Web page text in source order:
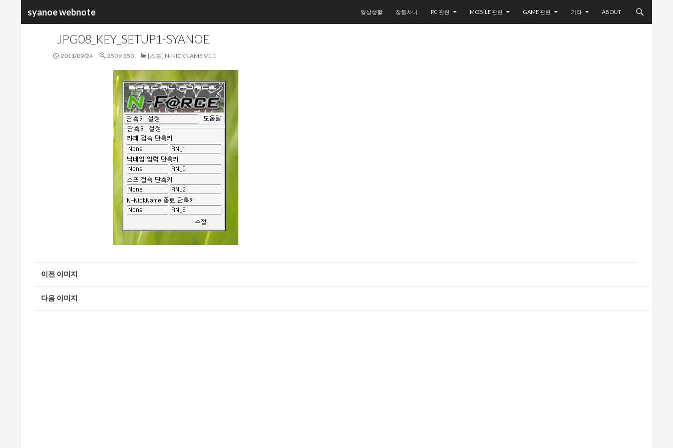
syanoe webnote
색
일상생활
잡동사니 PC 관련 MOBILE 관련 GAME 관련 기타 ABOUT
JPG08_KEY_SETUP1-SYANOE
2011/09/24 250 × 350 [스포] N-NICKNAME V1.1
이전 이미지
다음 이미지